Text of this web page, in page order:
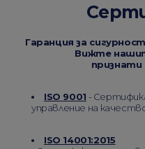
Гаранция за
Вижте
ISO 9001 -
управление на
ISO 14001:2015